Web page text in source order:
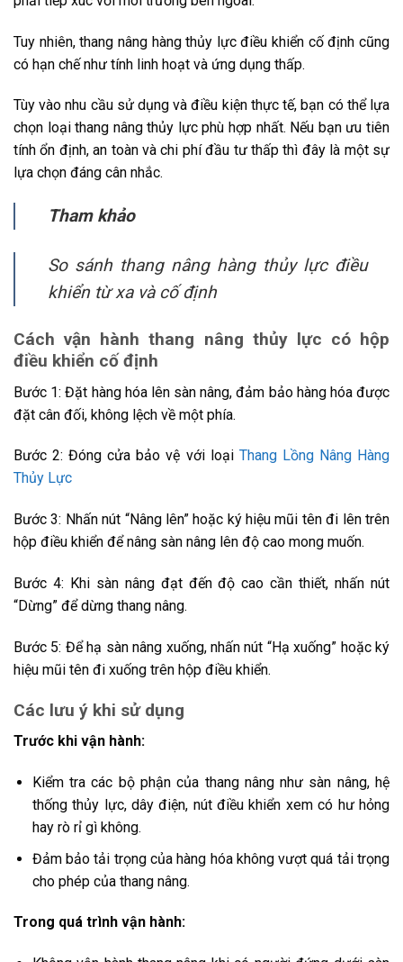
Tuy nhiên, thang nâng hàng thủy lực điều khiển cố định cũng
có hạn chế như tính linh hoạt và ứng dụng thấp.
Tùy vào nhu cầu sử dụng và điều kiện thực tế, bạn có thể lựa
chọn loại thang nâng thủy lực phù hợp nhất. Nếu bạn ưu tiên
tính ổn định, an toàn và chi phí đầu tư thấp thì đây là một sự
lựa chọn đáng cân nhắc.
Tham khảo
So sánh thang nâng hàng thủy lực điều
khiển từ xa và cố định
Cách vận hành thang nâng thủy lực có hộp
điều khiển cố định
Bước 1: Đặt hàng hóa lên sàn nâng, đảm bảo hàng hóa được
đặt cân đối, không lệch về một phía.
Bước 2: Đóng cửa bảo vệ với loại Thang Lồng Nâng Hàng
Thủy Lực
Bước 3: Nhấn nút “Nâng lên” hoặc ký hiệu mũi tên đi lên trên
hộp điều khiển để nâng sàn nâng lên độ cao mong muốn.
Bước 4: Khi sàn nâng đạt đến độ cao cần thiết, nhấn nút
“Dừng” để dừng thang nâng.
Bước 5: Để hạ sàn nâng xuống, nhấn nút “Hạ xuống” hoặc ký
hiệu mũi tên đi xuống trên hộp điều khiển.
Các lưu ý khi sử dụng
Trước khi vận hành:
Kiểm tra các bộ phận của thang nâng như sàn nâng, hệ
thống thủy lực, dây điện, nút điều khiển xem có hư hỏng
hay rò rỉ gì không.
Đảm bảo tải trọng của hàng hóa không vượt quá tải trọng
cho phép của thang nâng.
Trong quá trình vận hành: